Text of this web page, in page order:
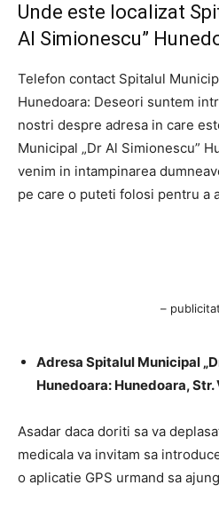
Unde este localizat
Al Simionescu”
Telefon contact Spitalul
Hunedoara: Deseori suntem
nostri despre adresa in care
Municipal „Dr Al Simionescu”
venim in intampinarea
pe care o puteti folosi pentru a
–
Adresa Spitalul Municipal
Hunedoara: Hunedoara, Str.
Asadar daca doriti sa va
medicala va invitam sa
o aplicatie GPS urmand sa